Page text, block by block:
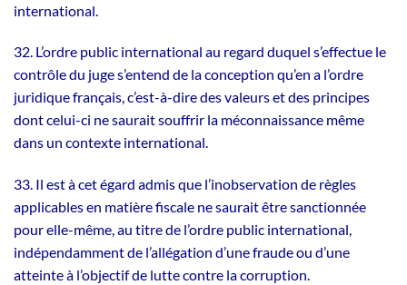
international.
32. L’ordre public international au regard duquel s’effectue le
contrôle du juge s’entend de la conception qu’en a l’ordre
juridique français, c’est-à-dire des valeurs et des principes
dont celui-ci ne saurait souffrir la méconnaissance même
dans un contexte international.
33. Il est à cet égard admis que l’inobservation de règles
applicables en matière fiscale ne saurait être sanctionnée
pour elle-même, au titre de l’ordre public international,
indépendamment de l’allégation d’une fraude ou d’une
atteinte à l’objectif de lutte contre la corruption.